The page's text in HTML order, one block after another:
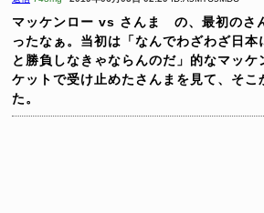
マッケンロー vs さんま の、最初のさ
ったなぁ。当初は「なんでわざわざ日本
と勝負しなきゃならんのだ」的なマッケ
ケットで受け止めたさんまを見て、そこ
た。